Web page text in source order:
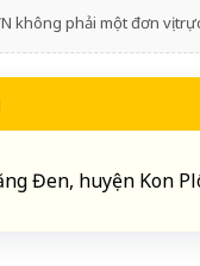
không phải một đơn vị
Đen, huyện Kon